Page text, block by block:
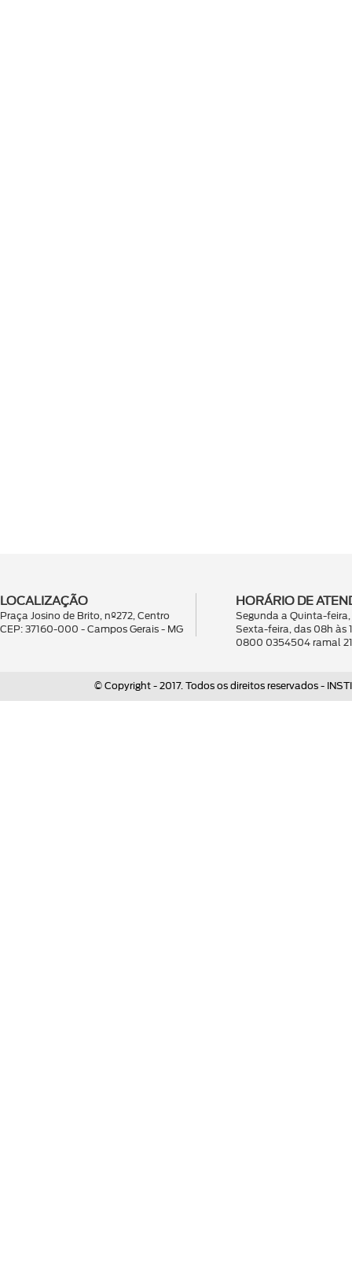
LOCALIZAÇÃO
Praça Josino de Brito, nº272, Centro
CEP: 37160-000 - Campos Gerais - MG
HORÁRIO DE
Segunda a Quinta-feira,
Sexta-feira, das 08h às
0800 0354504 ramal
© Copyright - 2017. Todos os direitos reservados -